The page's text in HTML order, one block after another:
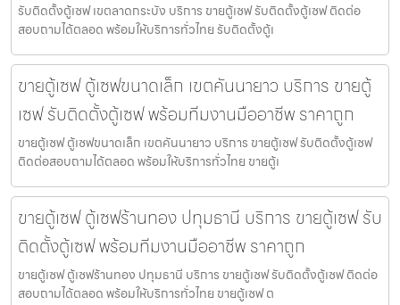
รับติดตั้งตู้เซฟ เขตลาดกระบัง บริการ ขายตู้เซฟ รับติดตั้งตู้เซฟ ติดต่อ
สอบถามได้ตลอด พร้อมให้บริการทั่วไทย รับติดตั้งตู้เ
ขายตู้เซฟ ตู้เซฟขนาดเล็ก เขตคันนายาว บริการ ขายตู้
เซฟ รับติดตั้งตู้เซฟ พร้อมทีมงานมืออาชีพ ราคาถูก
ขายตู้เซฟ ตู้เซฟขนาดเล็ก เขตคันนายาว บริการ ขายตู้เซฟ รับติดตั้งตู้เซฟ
ติดต่อสอบถามได้ตลอด พร้อมให้บริการทั่วไทย ขายตู้เ
ขายตู้เซฟ ตู้เซฟร้านทอง ปทุมธานี บริการ ขายตู้เซฟ รับ
ติดตั้งตู้เซฟ พร้อมทีมงานมืออาชีพ ราคาถูก
ขายตู้เซฟ ตู้เซฟร้านทอง ปทุมธานี บริการ ขายตู้เซฟ รับติดตั้งตู้เซฟ ติดต่อ
สอบถามได้ตลอด พร้อมให้บริการทั่วไทย ขายตู้เซฟ ต